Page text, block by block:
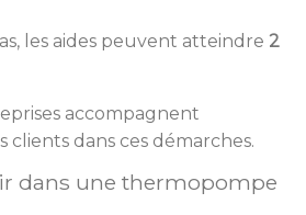
les aides peuvent atteindre2
accompagnent
dans ces démarches.
dans une thermopompe